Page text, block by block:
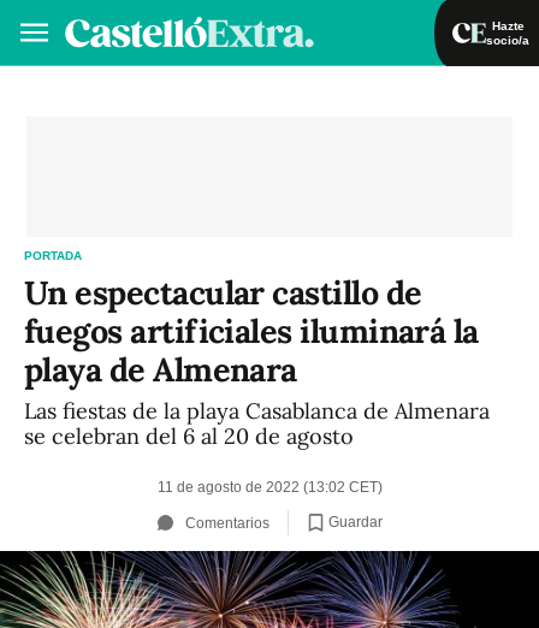
Hazte
socio/a
PORTADA
Un espectacular castillo de
fuegos artificiales iluminará la
playa de Almenara
Las fiestas de la playa Casablanca de Almenara
se celebran del 6 al 20 de agosto
11 de agosto de 2022 (13:02 CET)
Comentarios Guardar